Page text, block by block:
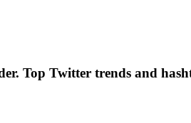
Top Twitter trends and